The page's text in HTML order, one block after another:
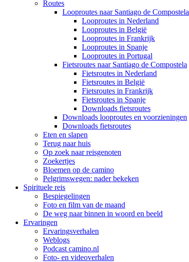
Routes
Looproutes naar Santiago de Compostela
Looproutes in Nederland
Looproutes in België
Looproutes in Frankrijk
Looproutes in Spanje
Looproutes in Portugal
Fietsroutes naar Santiago de Compostela
Fietsroutes in Nederland
Fietsroutes in België
Fietsroutes in Frankrijk
Fietsroutes in Spanje
Downloads fietsroutes
Downloads looproutes en voorzieningen
Downloads fietsroutes
Eten en slapen
Terug naar huis
Op zoek naar reisgenoten
Zoekertjes
Bloemen op de camino
Pelgrimswegen: nader bekeken
Spirituele reis
Bespiegelingen
Foto en film van de maand
De weg naar binnen in woord en beeld
Ervaringen
Ervaringsverhalen
Weblogs
Podcast camino.nl
Foto- en videoverhalen